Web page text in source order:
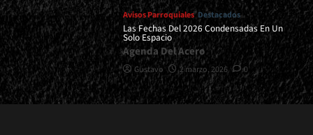
Avisos Parroquiales Destacados
Las Fechas Del 2026 Condensadas En Un
Solo Espacio
Agenda Del Acero
Gustavo 2 marzo, 2026 0